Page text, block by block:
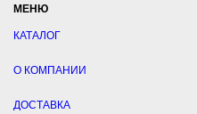
МЕНЮ
КАТАЛОГ
О КОМПАНИИ
ДОСТАВКА